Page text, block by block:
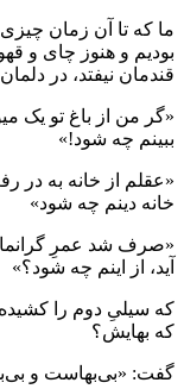
ما که تا آن زمان
بودیم و هنوز چای و
قندمان نیفتد، در
«گر من از باغ تو یک
ببینم چه شود!»
«عقلم از خانه به در
خانه دینم چه شود»
«صرف شد عمرِ
آید، از اینم چه شود؟»
که سیلیِ دوم را
که بهایش؟
گفت: «بی‌بهاست و